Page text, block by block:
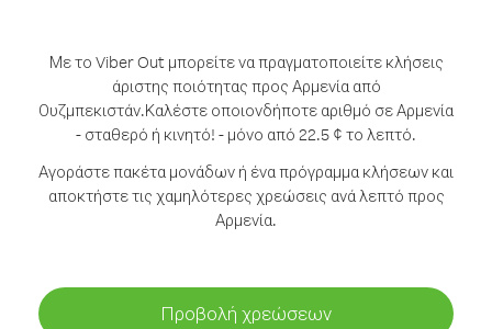
Με το Viber Out μπορείτε να πραγματοποιείτε κλήσεις
άριστης ποιότητας προς Αρμενία από
Ουζμπεκιστάν.Καλέστε οποιονδήποτε αριθμό σε Αρμενία
- σταθερό ή κινητό! - μόνο από 22.5 ¢ το λεπτό.
Αγοράστε πακέτα μονάδων ή ένα πρόγραμμα κλήσεων και
αποκτήστε τις χαμηλότερες χρεώσεις ανά λεπτό προς
Αρμενία.
Προβολή χρεώσεων